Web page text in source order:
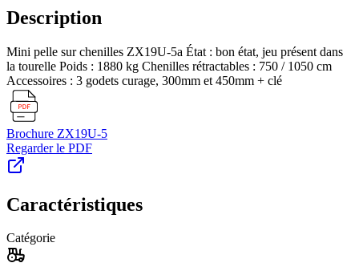
Description
Mini pelle sur chenilles ZX19U-5a État : bon état, jeu présent dans
la tourelle Poids : 1880 kg Chenilles rétractables : 750 / 1050 cm
Accessoires : 3 godets curage, 300mm et 450mm + clé
Brochure ZX19U-5
Regarder le PDF
Caractéristiques
Catégorie